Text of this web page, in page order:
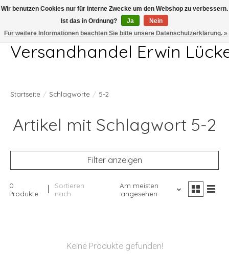
Telefon 04407 715872 MO-DO 7.00-17.00Uhr FR 7.00-13.00Uhr
Versandhandel Erwin
Startseite / Schlagworte / 5-2
Artikel mit Schlagwort 5-2
Filter anzeigen
0
Produkte
Sortieren
nach
Am meisten
angesehen
Keine Produkte gefunden!
Wir benutzen Cookies nur für interne Zwecke um den Webshop zu verbessern.
Ist das in Ordnung?
Ja
Nein
Für weitere Informationen beachten Sie bitte unsere Datenschutzerklärung. »